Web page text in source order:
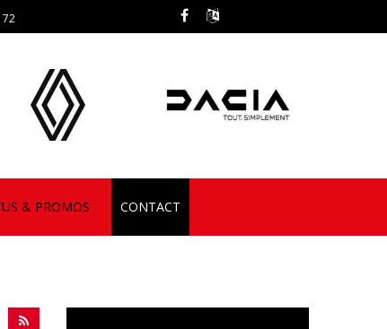
72
& PROMOS CONTACT